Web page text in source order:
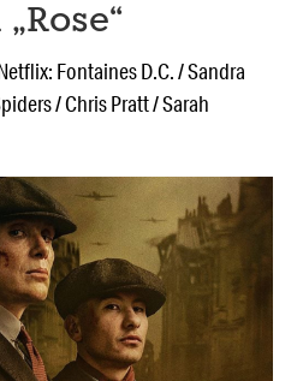
Fontaines D.C. / Sandra
/ Chris Pratt / Sarah